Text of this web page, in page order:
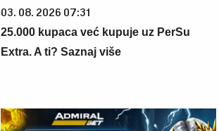
03. 08. 2026 07:31
25.000 kupaca već kupuje uz PerSu
Extra. A ti? Saznaj više